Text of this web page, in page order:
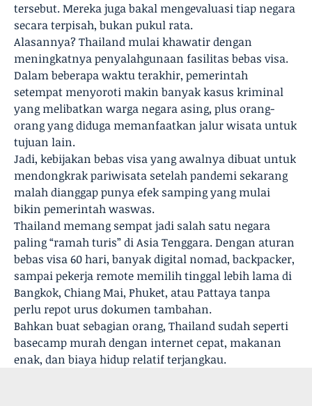
tersebut. Mereka juga bakal mengevaluasi tiap negara
secara terpisah, bukan pukul rata.
Alasannya? Thailand mulai khawatir dengan
meningkatnya penyalahgunaan fasilitas bebas visa.
Dalam beberapa waktu terakhir, pemerintah
setempat menyoroti makin banyak kasus kriminal
yang melibatkan warga negara asing, plus orang-
orang yang diduga memanfaatkan jalur wisata untuk
tujuan lain.
Jadi, kebijakan bebas visa yang awalnya dibuat untuk
mendongkrak pariwisata setelah pandemi sekarang
malah dianggap punya efek samping yang mulai
bikin pemerintah waswas.
Thailand memang sempat jadi salah satu negara
paling “ramah turis” di Asia Tenggara. Dengan aturan
bebas visa 60 hari, banyak digital nomad, backpacker,
sampai pekerja remote memilih tinggal lebih lama di
Bangkok, Chiang Mai, Phuket, atau Pattaya tanpa
perlu repot urus dokumen tambahan.
Bahkan buat sebagian orang, Thailand sudah seperti
basecamp murah dengan internet cepat, makanan
enak, dan biaya hidup relatif terjangkau.